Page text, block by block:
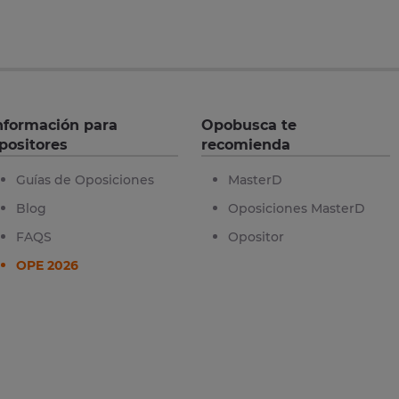
para
Guías de Oposiciones
Blog
FAQS
OPE 2026
Opobusca te
recomienda
MasterD
Oposiciones MasterD
Opositor